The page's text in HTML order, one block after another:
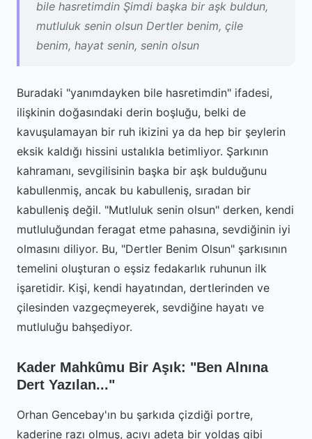
bile hasretimdin Şimdi başka bir aşk buldun,
mutluluk senin olsun Dertler benim, çile
benim, hayat senin, senin olsun
Buradaki "yanımdayken bile hasretimdin" ifadesi,
ilişkinin doğasındaki derin boşluğu, belki de
kavuşulamayan bir ruh ikizini ya da hep bir şeylerin
eksik kaldığı hissini ustalıkla betimliyor. Şarkının
kahramanı, sevgilisinin başka bir aşk bulduğunu
kabullenmiş, ancak bu kabulleniş, sıradan bir
kabulleniş değil. "Mutluluk senin olsun" derken, kendi
mutluluğundan feragat etme pahasına, sevdiğinin iyi
olmasını diliyor. Bu, "Dertler Benim Olsun" şarkısının
temelini oluşturan o eşsiz fedakarlık ruhunun ilk
işaretidir. Kişi, kendi hayatından, dertlerinden ve
çilesinden vazgeçmeyerek, sevdiğine hayatı ve
mutluluğu bahşediyor.
Kader Mahkûmu Bir Aşık: "Ben Alnına
Dert Yazılan..."
Orhan Gencebay'ın bu şarkıda çizdiği portre,
kaderine razı olmuş, acıyı adeta bir yoldaş gibi